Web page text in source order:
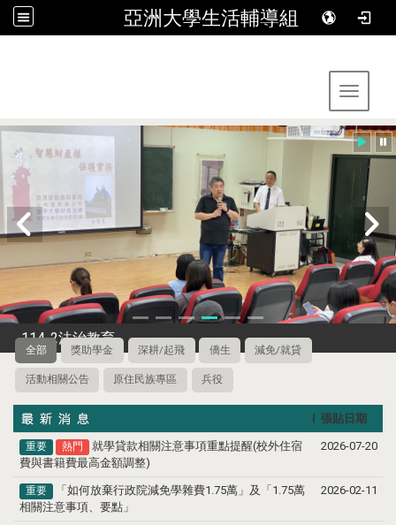
亞洲大學生活輔導組
Toggle
114-2法治教育
全部 獎助學金 深耕/起飛 僑生 減免/就貸
活動相關公告 原住民族專區 兵役
標題
張貼日期
重要 熱門
就學貸款相關注意事項重點提醒(校外住宿
費與書籍費最高金額調整)
2026-07-20
重要
「如何放棄行政院減免學雜費1.75萬」及「1.75萬
相關注意事項、要點」
2026-02-11